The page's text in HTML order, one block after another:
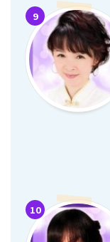
9
10